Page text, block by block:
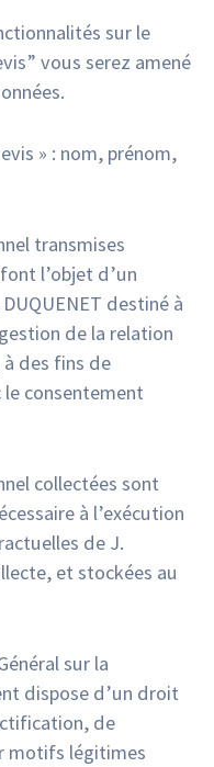
sur le
vous serez amené
» : nom, prénom,
transmises
l’objet d’un
destiné à
de la relation
des fins de
consentement
collectées sont
à l’exécution
de J.
et stockées au
sur la
dispose d’un droit
de
motifs légitimes